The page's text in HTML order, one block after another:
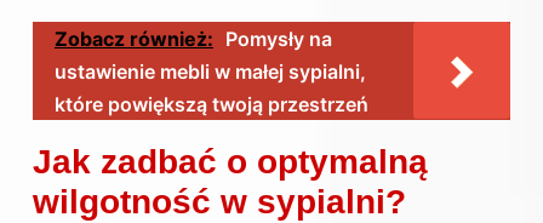
Zobacz również: Pomysły na
ustawienie mebli w małej sypialni,
które powiększą twoją przestrzeń
Jak zadbać o optymalną
wilgotność w sypialni?